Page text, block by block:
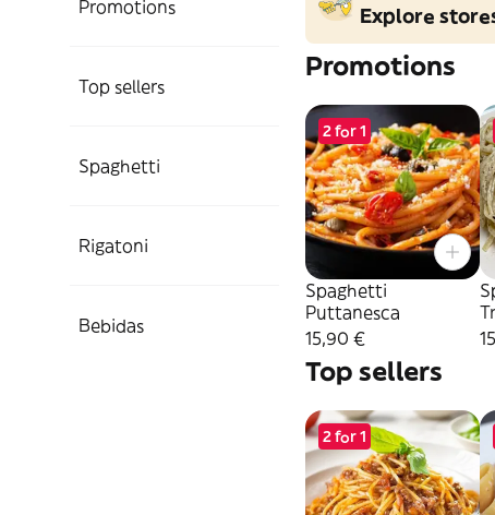
Promotions
Top sellers
Spaghetti
Rigatoni
Bebidas
Explore
Promotions
2 for 1
Spaghetti
Puttanesca
15,90 €
Top sellers
2 for 1